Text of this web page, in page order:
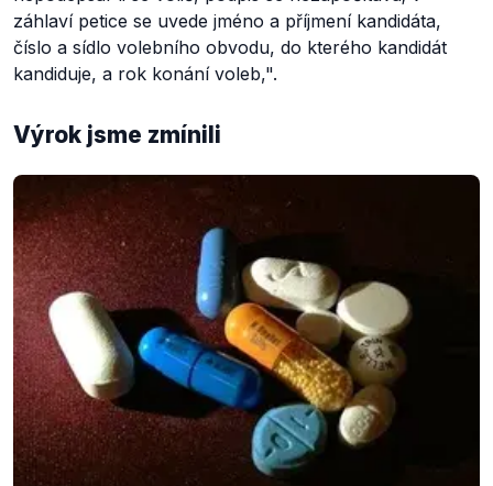
záhlaví petice se uvede jméno a příjmení kandidáta,
číslo a sídlo volebního obvodu, do kterého kandidát
kandiduje, a rok konání voleb,".
Výrok jsme zmínili